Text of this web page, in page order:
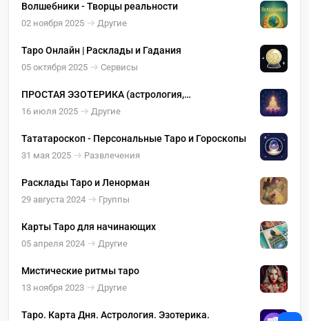
Волшебники - Творцы реальности
02 ноября 2025 Другие
Таро Онлайн | Расклады и Гадания
05 октября 2025 Сервисы
ПРОСТАЯ ЭЗОТЕРИКА (астрология,
саморазвитие, нумерология, таро)
16 июля 2025 Другие
Тататароскоп - Персональные Таро и Гороскопы
31 мая 2025 Развлечения
Расклады Таро и Ленорман
29 августа 2024 Группы
Карты Таро для начинающих
05 апреля 2024 Другие
Мистические ритмы таро
13 ноября 2023 Другие
Таро. Карта Дня. Астрология. Эзотерика.